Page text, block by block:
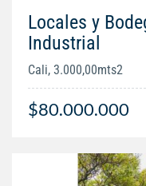
Locales y
Industrial
Cali, 3.000,00mts2
$80.000.000